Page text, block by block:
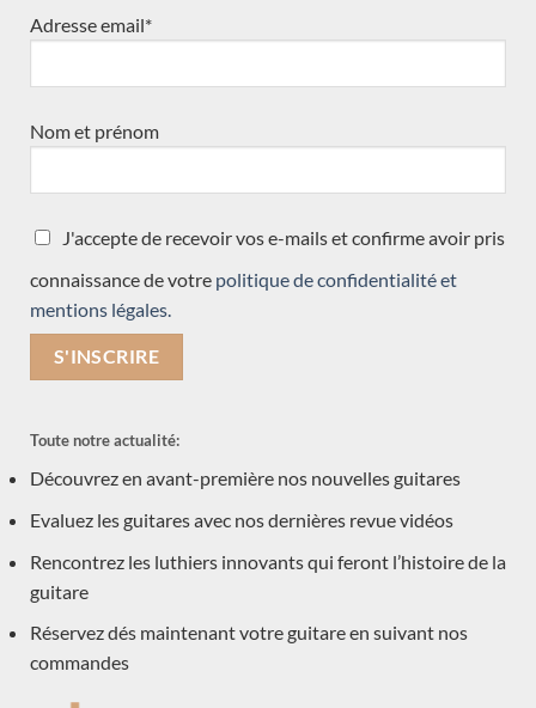
Category:Précédemment vendue
Tags:
En stock disponible
DESCRIPTION
Il existe plusieurs modèles du Guitarlift et nous
transparent de la taille médium cutaway. C’est celui
que nous recommandons car le côté supérieur a été
et rendre le guitarlift transparent pour le guitariste
qui ne le sent pas du tout.
Les frais d’emballage et d’expédition via Colissimo
Contactez nous pour en savoir plus.
Adresse email*
Nom et prénom
J'accepte de recevoir vos e-mails et confirme avoir pris
connaissance de votre politique de confidentialité et
mentions légales.
Toute notre actualité:
Découvrez en avant-première nos nouvelles guitares
Evaluez les guitares avec nos dernières revue vidéos
Rencontrez les luthiers innovants qui feront l’histoire de la
guitare
Réservez dés maintenant votre guitare en suivant nos
commandes